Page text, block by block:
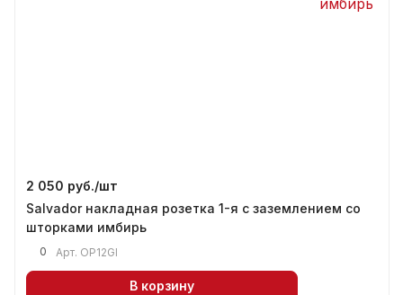
2 050 руб./шт
Salvador накладная розетка 1-я с заземлением со
шторками имбирь
0 Арт. OP12GI
В корзину